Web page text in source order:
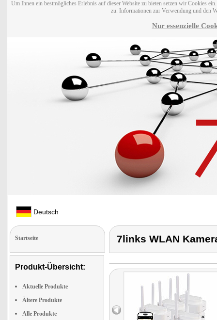
Um Ihnen ein bestmögliches Erlebnis auf dieser Website zu bieten setzen wir Cookies
zu. Informationen zur Verwendung und den
Nur essenzielle
Deutsch
Startseite
Produkt-Übersicht:
Aktuelle Produkte
Ältere Produkte
Alle Produkte
7links WLAN